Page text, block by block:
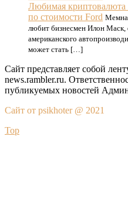
Любимая
по стоимости Ford
любит бизнесмен Илон
американского
может стать […]
Сайт представляет собой
news.rambler.ru.
публикуемых новостей
Сайт от psikhoter @ 2021
Top